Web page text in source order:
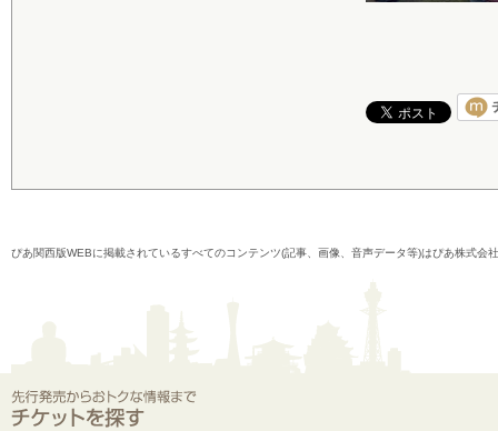
ぴあ関西版WEBに掲載されているすべてのコンテンツ(記事、画像、音声データ等)はぴあ株式会